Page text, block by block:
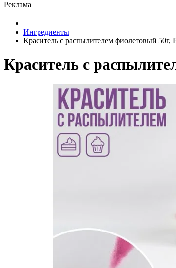
Реклама
Ингредиенты
Краситель с распылителем фиолетовый 50г,
Краситель с